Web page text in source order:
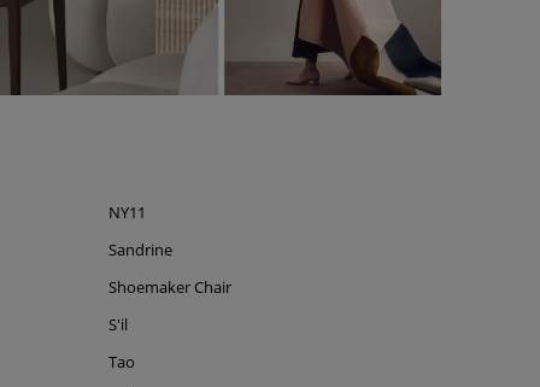
NY11
Sandrine
Shoemaker Chair
S'il
Tao